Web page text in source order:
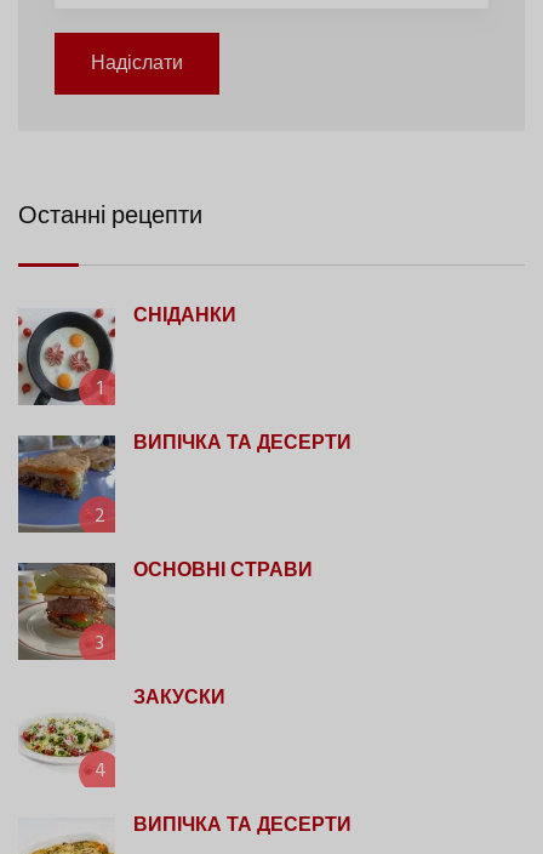
Надіслати
Останні рецепти
1
СНІДАНКИ
2
ВИПІЧКА ТА ДЕСЕРТИ
3
ОСНОВНІ СТРАВИ
4
ЗАКУСКИ
ВИПІЧКА ТА ДЕСЕРТИ